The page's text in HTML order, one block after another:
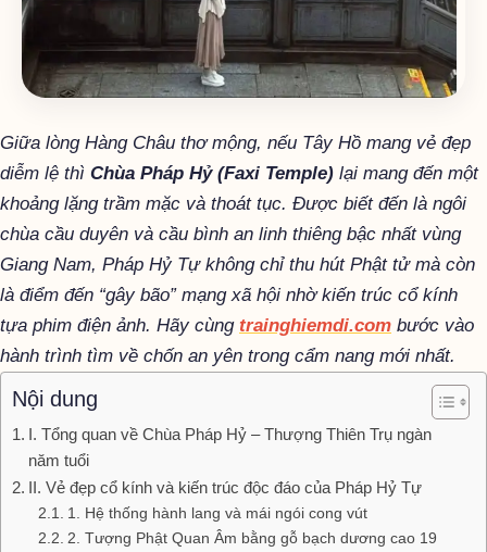
Giữa lòng Hàng Châu thơ mộng, nếu Tây Hồ mang vẻ đẹp
diễm lệ thì Chùa Pháp Hỷ (Faxi Temple) lại mang đến một
khoảng lặng trầm mặc và thoát tục. Được biết đến là ngôi
chùa cầu duyên và cầu bình an linh thiêng bậc nhất vùng
Giang Nam, Pháp Hỷ Tự không chỉ thu hút Phật tử mà còn
là điểm đến “gây bão” mạng xã hội nhờ kiến trúc cổ kính
tựa phim điện ảnh. Hãy cùng trainghiemdi.com bước vào
hành trình tìm về chốn an yên trong cẩm nang mới nhất.
Nội dung
I. Tổng quan về Chùa Pháp Hỷ – Thượng Thiên Trụ ngàn
năm tuổi
II. Vẻ đẹp cổ kính và kiến trúc độc đáo của Pháp Hỷ Tự
1. Hệ thống hành lang và mái ngói cong vút
2. Tượng Phật Quan Âm bằng gỗ bạch dương cao 19